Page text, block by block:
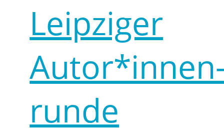
Leipziger
runde